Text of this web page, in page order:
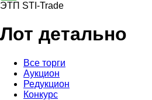
ЭТП STI-Trade
Лот детально
Все торги
Аукцион
Редукцион
Конкурс